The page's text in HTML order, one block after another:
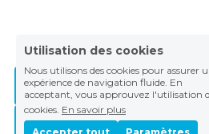
Politique
Utilisation des cookies
Nous utilisons des cookies pour assurer
expérience de navigation fluide. En
acceptant, vous approuvez l'utilisation
cookies. En savoir plus